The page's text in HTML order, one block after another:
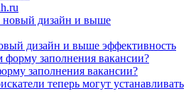
дизайн и выше эффективность
заполнения вакансии?